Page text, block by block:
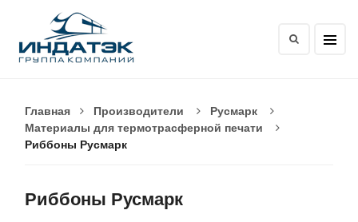
Главная Производители
Русмарк
Материалы для термотрасферной печати
Риббоны Русмарк
Риббоны Русмарк